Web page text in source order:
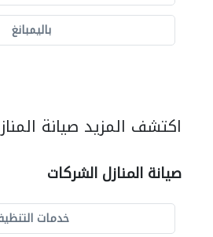
باليمبانغ
اكتشف المزيد صيانة
صيانة المنازل الشركات
خدمات